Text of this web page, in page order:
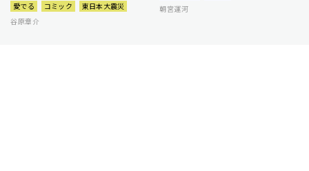
愛でる コミック
東日本大震災
谷原章介
朝宮運河